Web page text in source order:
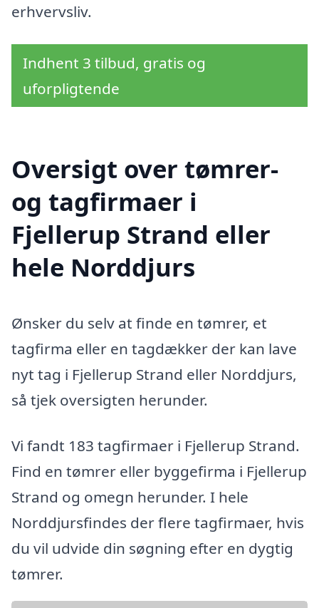
erhvervsliv.
Indhent 3 tilbud, gratis og
uforpligtende
Oversigt over tømrer-
og tagfirmaer i
Fjellerup Strand eller
hele Norddjurs
Ønsker du selv at finde en tømrer, et
tagfirma eller en tagdækker der kan lave
nyt tag i Fjellerup Strand eller Norddjurs,
så tjek oversigten herunder.
Vi fandt 183 tagfirmaer i Fjellerup Strand.
Find en tømrer eller byggefirma i Fjellerup
Strand og omegn herunder. I hele
Norddjursfindes der flere tagfirmaer, hvis
du vil udvide din søgning efter en dygtig
tømrer.